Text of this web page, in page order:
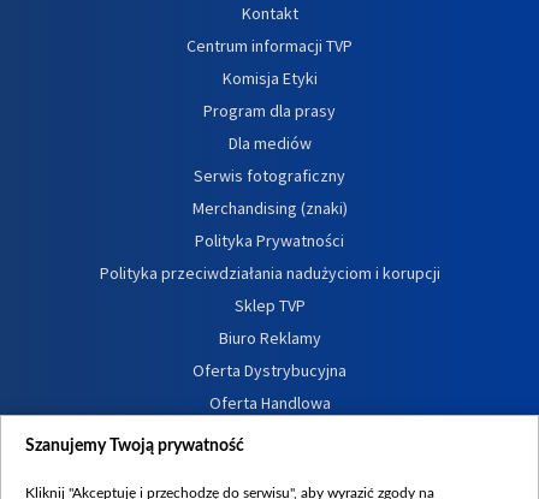
Kontakt
Centrum informacji TVP
Komisja Etyki
Program dla prasy
Dla mediów
Serwis fotograficzny
Merchandising (znaki)
Polityka Prywatności
Polityka przeciwdziałania nadużyciom i korupcji
Sklep TVP
Biuro Reklamy
Oferta Dystrybucyjna
Oferta Handlowa
Dostępność
Szanujemy Twoją prywatność
Kliknij "Akceptuję i przechodzę do serwisu", aby wyrazić zgody na